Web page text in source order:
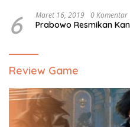
6 Maret 16, 2019 0 Komentar
Prabowo Resmikan
Review Game